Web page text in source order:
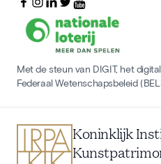
Met de steun van DIGIT, het
Federaal Wetenschapsbeleid
Koninklijk